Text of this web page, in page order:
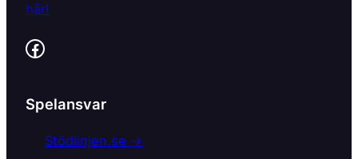
här!
Facebook
Spelansvar
Stödlinjen.se →